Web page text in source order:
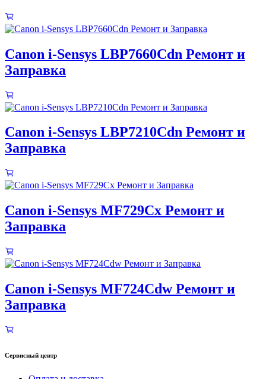
Canon i-Sensys LBP7660Cdn Ремонт и
Заправка
Canon i-Sensys LBP7210Cdn Ремонт и
Заправка
Canon i-Sensys MF729Cx Ремонт и
Заправка
Canon i-Sensys MF724Cdw Ремонт и
Заправка
Сервисный центр